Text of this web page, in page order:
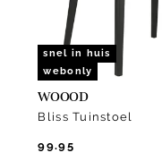
snel in huis
webonly
WOOOD
Bliss Tuinstoel
99.95